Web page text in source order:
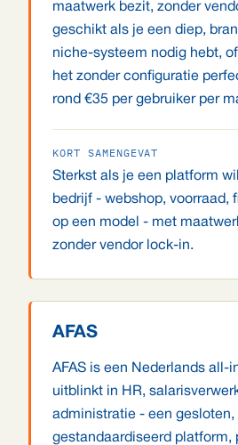
maatwerk bezit, zonder
geschikt als je een diep,
niche-systeem nodig hebt,
het zonder configuratie
rond €35 per gebruiker per
KORT SAMENGEVAT
Sterkst als je een platform
bedrijf - webshop, voorraad,
op een model - met
zonder vendor lock-in.
AFAS
AFAS is een Nederlands all-
uitblinkt in HR,
administratie - een gesloten,
gestandaardiseerd platform,